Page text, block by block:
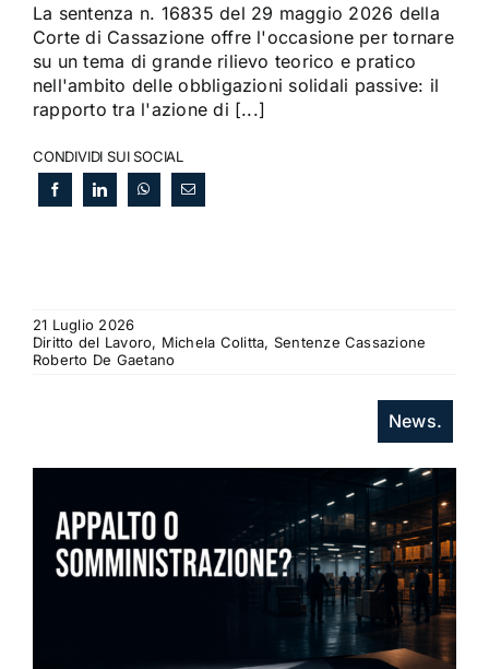
La sentenza n. 16835 del 29 maggio 2026 della
Corte di Cassazione offre l'occasione per tornare
su un tema di grande rilievo teorico e pratico
nell'ambito delle obbligazioni solidali passive: il
rapporto tra l'azione di [...]
CONDIVIDI SUI SOCIAL
21 Luglio 2026
Diritto del Lavoro, Michela Colitta, Sentenze Cassazione
Roberto De Gaetano
News.